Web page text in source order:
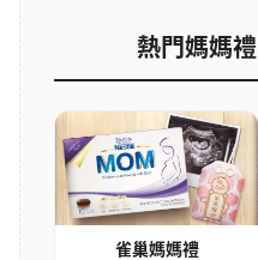
熱門媽媽
雀巢媽媽禮